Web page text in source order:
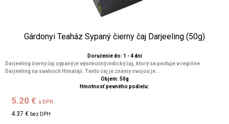
Gárdonyi Teaház Sypaný čierny čaj Darjeeling (50g)
Doručenie do: 1 - 4 dní
Darjeeling čierny čaj sypaný je výnimočný indický čaj, ktorý sa pestuje v regióne
Darjeeling na svahoch Himalájí. Tento čaj je známy svojou je...
Objem: 50g
Hmotnosť pevného podielu:
5.20 € s DPH
4.37 € bez DPH